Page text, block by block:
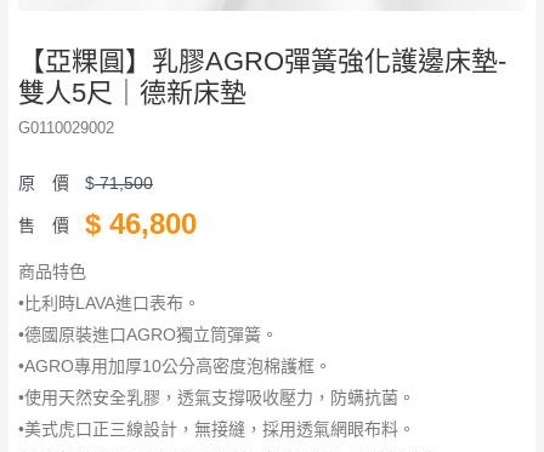
【亞粿圓】乳膠AGRO彈簧強化護邊床墊-
雙人5尺｜德新床墊
G0110029002
原 價 $71,500
售 價 $ 46,800
商品特色
•比利時LAVA進口表布。
•德國原裝進口AGRO獨立筒彈簧。
•AGRO專用加厚10公分高密度泡棉護框。
•使用天然安全乳膠，透氣支撐吸收壓力，防螨抗菌。
•美式虎口正三線設計，無接縫，採用透氣網眼布料。